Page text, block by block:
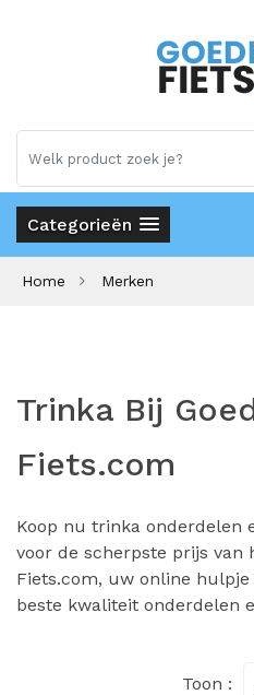
Categorieën
Home Merken
Trinka Bij
Fiets.com
Koop nu trinka onderdelen
voor de scherpste prijs van
Fiets.com, uw online
beste kwaliteit onderdelen
Toon :